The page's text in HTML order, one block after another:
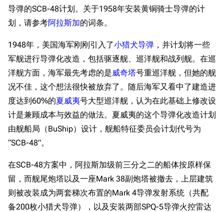
导弹的SCB-48计划。关于1958年安装黄铜骑士导弹的计
划，请参考阿拉斯加的词条。
1948年，美国海军刚刚引入了小猎犬导弹 ，并计划将一些
军舰进行导弹化改造，包括驱逐舰、巡洋舰和战列舰。在巡
洋舰方面，海军最先考虑的是威奇塔号重巡洋舰，但她的舰
况不佳，这个想法很快被放弃了。随后海军又看中了建造进
度达到60%的夏威夷号大型巡洋舰，认为在此基础上修改设
计是兼顾成本与效益的做法。夏威夷的这个导弹化改造计划
由舰船局（BuShip）设计，舰船特征委员会计划代号为
“SCB-48”。
在SCB-48方案中，阿拉斯加级前三分之二的船体按原样保
留，而舰尾炮塔以及一座Mark 38副炮塔被撤去，上层建筑
则被改装成为两套梯次布置的Mark 4导弹发射系统（共配
备200枚小猎犬导弹），以及安装两部SPQ-5导弹火控雷达